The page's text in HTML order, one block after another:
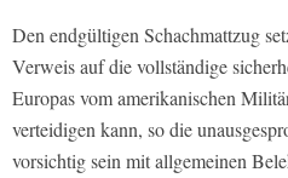
Den endgültigen Schachmattzug
Verweis auf die vollständige
Europas vom amerikanischen
verteidigen kann, so die
vorsichtig sein mit allgemeinen